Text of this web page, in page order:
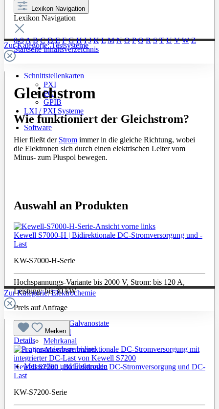
Zur Kategorie: Testsysteme
Schnittstellenkarten
PXI
PCI
GPIB
LXI / PXI Systeme
Software
Zur Kategorie: Elektrochemie
Potentiostate / Galvanostate
Einkanal
Mehrkanal
Labor-Messinstrumente
Messzellen und Elektroden
Lexikon Navigation
Lexikon Navigation
0-9A B C D E F G H I J K L M N O P Q R S T U V W Z
StartseiteInhaltsverzeichnis
Gleichstrom
Wie funktioniert der Gleichstrom?
Hier fließt der Strom immer in die gleiche Richtung, wobei
die Elektronen sich durch einen elektrischen Leiter vom
Minus- zum Pluspol bewegen.
Auswahl an Produkten
Kewell S7000-H | Bidirektionale DC-Stromversorgung und -
Last
KW-S7000-H-Serie
Hochspannungs-Variante bis 2000 V, Strom: bis 120 A,
Leistung: bis 30 kW
Preis auf Anfrage
Merken
Details
Kewell S7200 | Bidirektionale DC-Stromversorgung und DC-
Last
KW-S7200-Serie